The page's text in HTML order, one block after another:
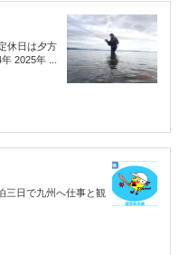
休日は夕方
2025年 ...
三日で九州へ仕事と観